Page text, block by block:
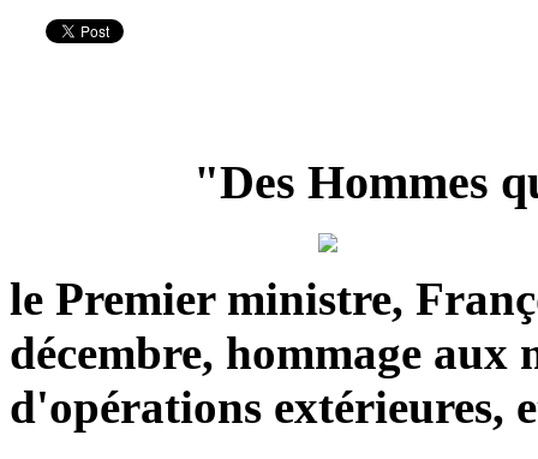
"Des Hommes
le Premier ministre,
décembre, hommage aux
d'opérations extérieures,